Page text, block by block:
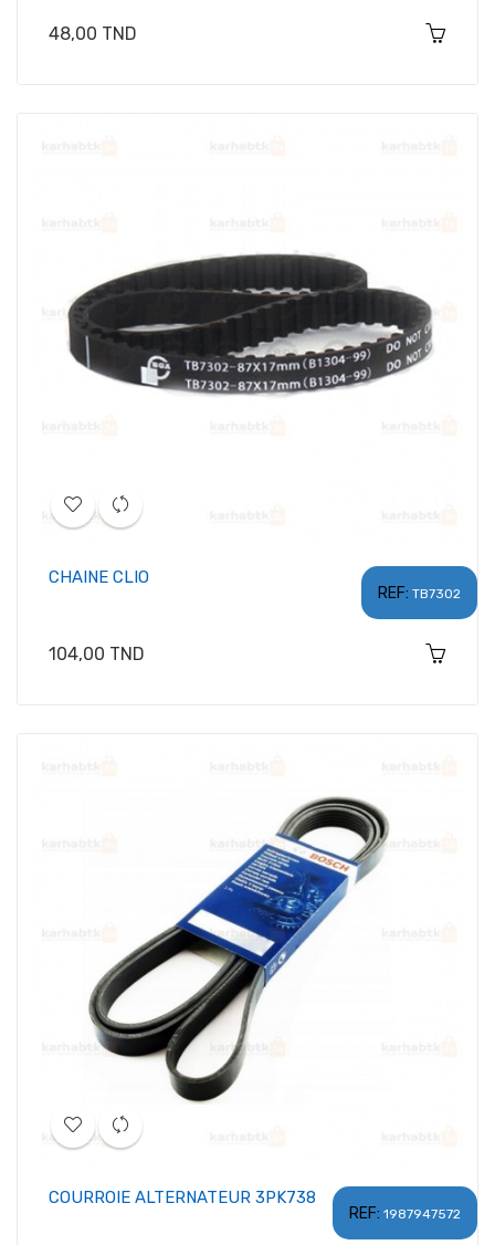
Prix
48,00 TND
REF: TB7302
CHAINE CLIO
Prix
104,00 TND
REF: 1987947572
COURROIE ALTERNATEUR 3PK738